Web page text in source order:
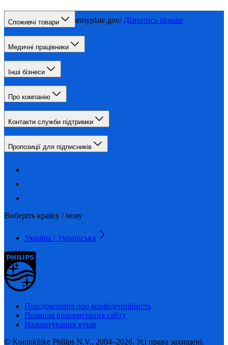
https://www.choosemyplate.gov/ Дізнатись більше
Споживчі товари
Медичні працівники
Інші бізнеси
Про компанію
Контакти служби підтримки
Пропозиції для підписників
Виберіть країну / мову
Україна / Українська
Повідомлення про конфіденційність
Правила використання сайту
Налаштування куків
© Koninklijke Philips N.V., 2004–2026. Усі права захищені.